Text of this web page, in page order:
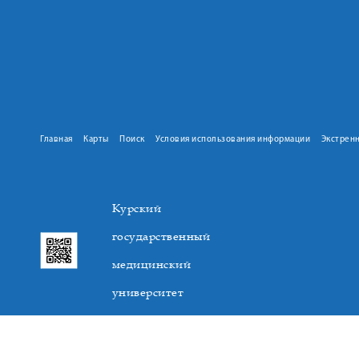
Главная Карты Поиск Условия использования информации
Курский
государственный
медицинский
университет